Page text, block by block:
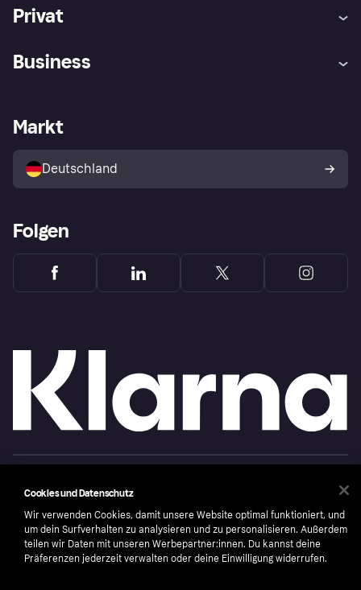
Privat
Klarna App
Shops entdecken
Käuferschutzrichtlinie
Dein Widerrufsrecht
Business
Händlerportal
Markt
Deutschland
Folgen
number: 556737-0431
Nutzungsbedingungen Cookies Klarna.com
Cookies und Datenschutz
Wir verwenden Cookies, damit unsere Website optimal funktioniert, und
um dein Surfverhalten zu analysieren und zu personalisieren. Außerdem
teilen wir Daten mit unseren Werbepartner:innen. Du kannst deine
Präferenzen jederzeit verwalten oder deine Einwilligung widerrufen.